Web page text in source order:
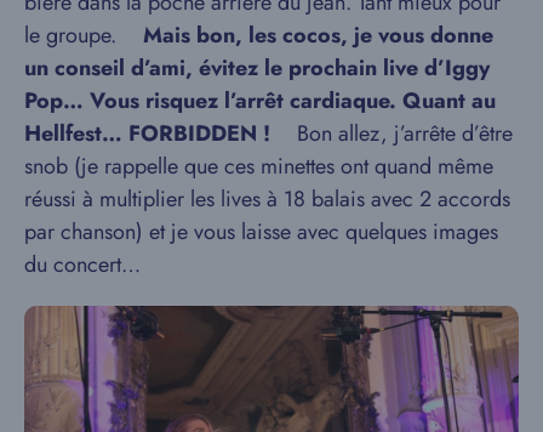
le groupe. Mais bon, les cocos, je vous donne
un conseil d’ami, évitez le prochain live d’Iggy
Pop… Vous risquez l’arrêt cardiaque. Quant au
Hellfest… FORBIDDEN ! Bon allez, j’arrête d’être
snob (je rappelle que ces minettes ont quand même
réussi à multiplier les lives à 18 balais avec 2 accords
par chanson) et je vous laisse avec quelques images
du concert…